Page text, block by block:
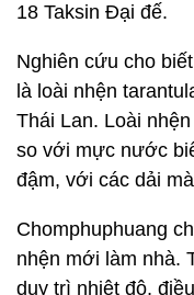
18 Taksin Đại đế.
Nghiên cứu cho
là loài nhện
Thái Lan. Loài
so với mực nước
đậm, với các dải
Chomphuphuang
nhện mới làm nhà.
duy trì nhiệt độ,